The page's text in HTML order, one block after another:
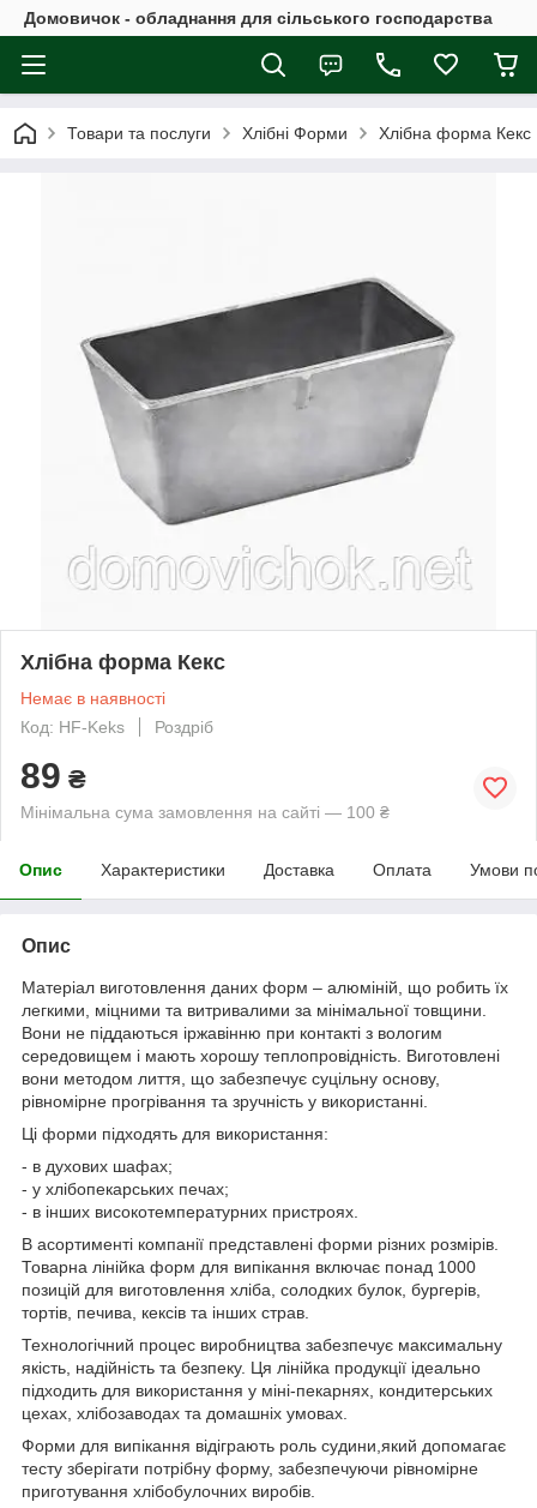
Домовичок - обладнання для сільського господарства
Товари та послуги Хлібні Форми Хлібна форма Кекс
Хлібна форма Кекс
Немає в наявності
Код: HF-Keks
Роздріб
89 ₴
Мінімальна сума замовлення на сайті — 100 ₴
Опис Характеристики Доставка Оплата Умови
Опис
Матеріал виготовлення даних форм – алюміній, що робить їх
легкими, міцними та витривалими за мінімальної товщини.
Вони не піддаються іржавінню при контакті з вологим
середовищем і мають хорошу теплопровідність. Виготовлені
вони методом лиття, що забезпечує суцільну основу,
рівномірне прогрівання та зручність у використанні.
Ці форми підходять для використання:
- в духових шафах;
- у хлібопекарських печах;
- в інших високотемпературних пристроях.
В асортименті компанії представлені форми різних розмірів.
Товарна лінійка форм для випікання включає понад 1000
позицій для виготовлення хліба, солодких булок, бургерів,
тортів, печива, кексів та інших страв.
Технологічний процес виробництва забезпечує максимальну
якість, надійність та безпеку. Ця лінійка продукції ідеально
підходить для використання у міні-пекарнях, кондитерських
цехах, хлібозаводах та домашніх умовах.
Форми для випікання відіграють роль судини,який допомагає
тесту зберігати потрібну форму, забезпечуючи рівномірне
приготування хлібобулочних виробів.